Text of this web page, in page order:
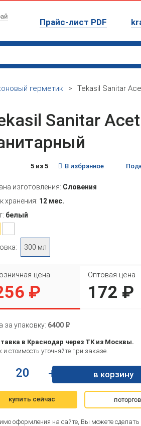
Прайс-лист PDF
герметик > Tekasil Sanitar
Sanitar
5 из 5 В избранное
изготовления: Словения
хранения: 12 мес.
белый
300 мл
цена
₽
Оптовая цена
172 ₽
за упаковку: 6400 ₽
в Краснодар через ТК из Москвы.
и стоимость уточняйте при заказе.
+ в корзину
купить сейчас
оформления на сайте, Вы можете сделать